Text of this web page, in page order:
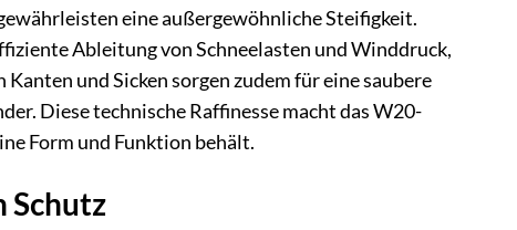
eine außergewöhnliche Steifigkeit.
Ableitung von Schneelasten und Winddruck,
und Sicken sorgen zudem für eine saubere
Diese technische Raffinesse macht das W20-
Form und Funktion behält.
Schutz